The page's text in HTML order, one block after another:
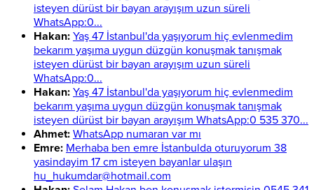
isteyen dürüst bir bayan arayışım uzun süreli
WhatsApp:0...
Hakan: Yaş 47 İstanbul'da yaşıyorum hiç evlenmedim
bekarım yaşıma uygun düzgün konuşmak tanışmak
isteyen dürüst bir bayan arayışım uzun süreli
WhatsApp:0...
Hakan: Yaş 47 İstanbul'da yaşıyorum hiç evlenmedim
bekarım yaşıma uygun düzgün konuşmak tanışmak
isteyen dürüst bir bayan arayışım WhatsApp:0 535 370...
Ahmet: WhatsApp numaran var mı
Emre: Merhaba ben emre İstanbulda oturuyorum 38
yasindayim 17 cm isteyen bayanlar ulaşın
hu_hukumdar@hotmail.com